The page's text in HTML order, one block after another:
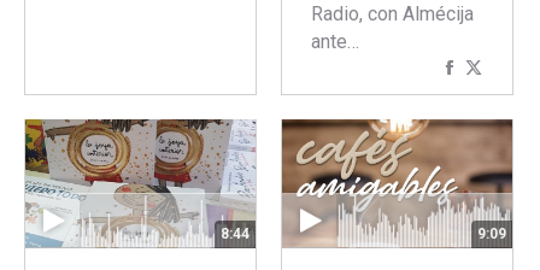
Radio, con Almécija
ante…
Compartir
concon
8:44 9:09